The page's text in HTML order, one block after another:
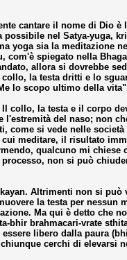
cantare il nome di Dio è
nel Satya-yuga,
yoga sia la meditazione
com'è spiegato nella
allora si dovrebbe
la testa dritti e lo
lo scopo ultimo della
collo, la testa e il corpo
l'estremità del naso; non
come si vede nelle
meditare, il risultato
qualcuno mi chiese
non si può
Altrimenti non si può
la testa per nessun
Ma qui è detto che
bhir brahmacari-vrate
libero dalla paura
cerchi di elevarsi